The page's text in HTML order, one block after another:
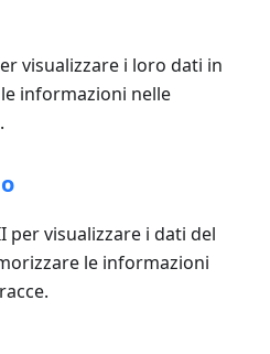
visualizzare i loro dati in
informazioni nelle
per visualizzare i dati del
le informazioni